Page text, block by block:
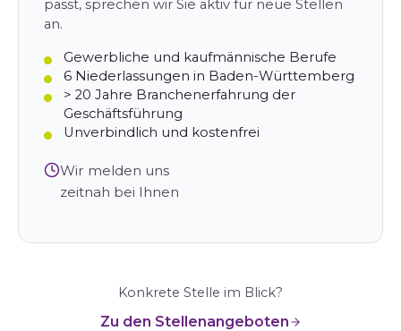
passt, sprechen wir Sie aktiv für neue Stellen
an.
Gewerbliche und kaufmännische Berufe
6 Niederlassungen in Baden-Württemberg
> 20 Jahre Branchenerfahrung der
Geschäftsführung
Unverbindlich und kostenfrei
Wir melden uns
zeitnah bei Ihnen
Konkrete Stelle im Blick?
Zu den Stellenangeboten